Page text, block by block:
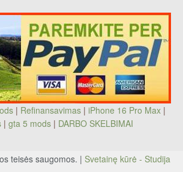
| Refinansavimas| iPhone 16 Pro Max|
| gta 5 mods | DARBO SKELBIMAI
teisės saugomos. | Svetainę kūrė - Studija